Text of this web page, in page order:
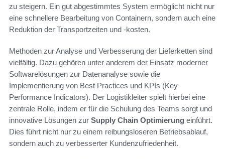
zu steigern. Ein gut abgestimmtes System ermöglicht nicht nur
eine schnellere Bearbeitung von Containern, sondern auch eine
Reduktion der Transportzeiten und -kosten.
Methoden zur Analyse und Verbesserung der Lieferketten sind
vielfältig. Dazu gehören unter anderem der Einsatz moderner
Softwarelösungen zur Datenanalyse sowie die
Implementierung von Best Practices und KPIs (Key
Performance Indicators). Der Logistikleiter spielt hierbei eine
zentrale Rolle, indem er für die Schulung des Teams sorgt und
innovative Lösungen zur Supply Chain Optimierung einführt.
Dies führt nicht nur zu einem reibungsloseren Betriebsablauf,
sondern auch zu verbesserter Kundenzufriedenheit.